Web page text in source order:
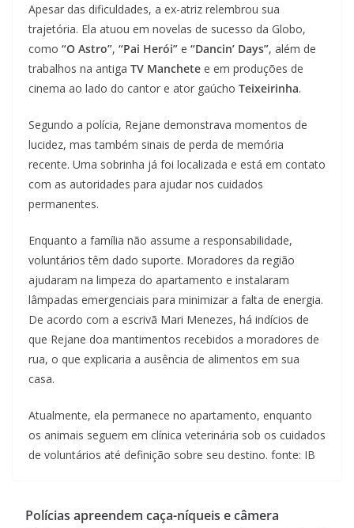
Apesar das dificuldades, a ex-atriz relembrou sua
trajetória. Ela atuou em novelas de sucesso da Globo,
como “O Astro”, “Pai Herói” e “Dancin’ Days”, além de
trabalhos na antiga TV Manchete e em produções de
cinema ao lado do cantor e ator gaúcho Teixeirinha.
Segundo a polícia, Rejane demonstrava momentos de
lucidez, mas também sinais de perda de memória
recente. Uma sobrinha já foi localizada e está em contato
com as autoridades para ajudar nos cuidados
permanentes.
Enquanto a família não assume a responsabilidade,
voluntários têm dado suporte. Moradores da região
ajudaram na limpeza do apartamento e instalaram
lâmpadas emergenciais para minimizar a falta de energia.
De acordo com a escrivã Mari Menezes, há indícios de
que Rejane doa mantimentos recebidos a moradores de
rua, o que explicaria a ausência de alimentos em sua
casa.
Atualmente, ela permanece no apartamento, enquanto
os animais seguem em clínica veterinária sob os cuidados
de voluntários até definição sobre seu destino. fonte: IB
Polícias apreendem caça-níqueis e câmera